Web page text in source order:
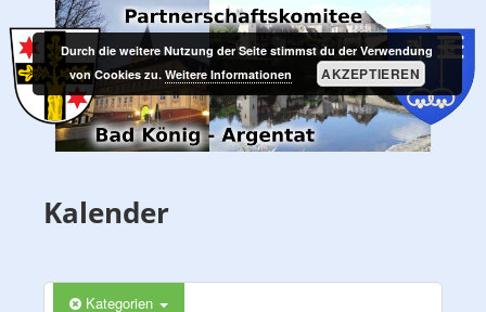
Inhalt
springen
PARTNERSCHAFTSKOMITEE
BAD KÖNIG – ARGENTAT
Kalender
Kategorien
Durch die weitere Nutzung der Seite stimmst du der Verwendung
von Cookies zu. Weitere Informationen AKZEPTIEREN